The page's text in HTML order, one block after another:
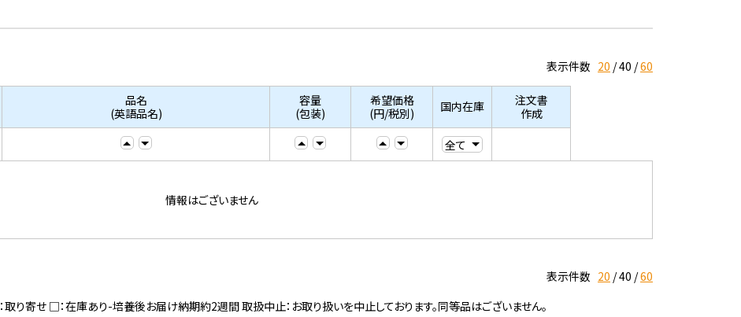
表示件数 20 40 60
品名
(英語品名)
容量
(包装)
希望価格
(円/税別)
国内在庫
注文書
作成
情報はございません
表示件数 20 40 60
り寄せ □：在庫あり-培養後お届け納期約2週間 取扱中止：お取り扱いを中止しております。同等品はございません。